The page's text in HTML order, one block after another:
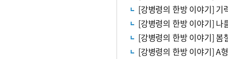
[강병령의 한방 이야기]
[강병령의 한방 이야기] 나
[강병령의 한방 이야기] 봄
[강병령의 한방 이야기] A